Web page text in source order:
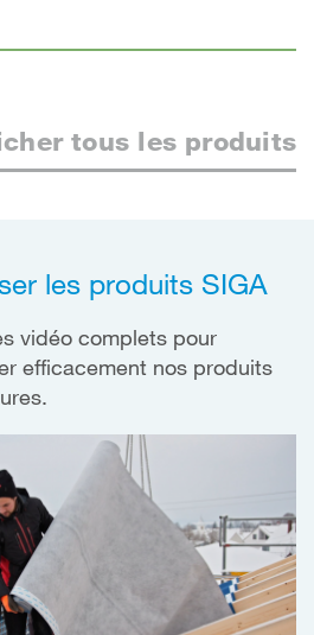
tous les produits
les produits SIGA
vidéo complets pour
efficacement nos produits